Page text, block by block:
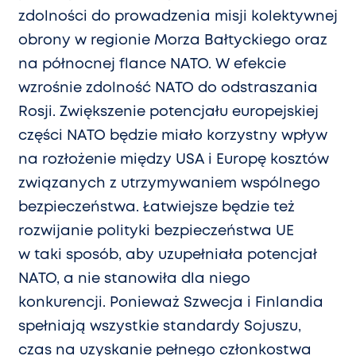
zdolności do prowadzenia misji kolektywnej
obrony w regionie Morza Bałtyckiego oraz
na północnej flance NATO. W efekcie
wzrośnie zdolność NATO do odstraszania
Rosji. Zwiększenie potencjału europejskiej
części NATO będzie miało korzystny wpływ
na rozłożenie między USA i Europę kosztów
związanych z utrzymywaniem wspólnego
bezpieczeństwa. Łatwiejsze będzie też
rozwijanie polityki bezpieczeństwa UE
w taki sposób, aby uzupełniała potencjał
NATO, a nie stanowiła dla niego
konkurencji. Ponieważ Szwecja i Finlandia
spełniają wszystkie standardy Sojuszu,
czas na uzyskanie pełnego członkostwa